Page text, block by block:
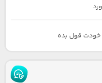
خودت قول بده